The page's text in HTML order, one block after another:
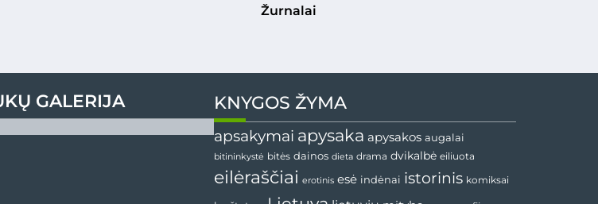
Žurnalai
GALERIJA KNYGOS ŽYMA
apsakymai apysaka apysakos augalai
bitininkystė bitės dainos dieta drama dvikalbė eiliuota
eilėraščiai erotinis esė indėnai istorinis komiksai